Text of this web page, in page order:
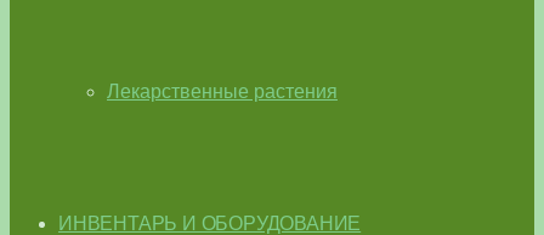
Лекарственные растения
ИНВЕНТАРЬ И ОБОРУДОВАНИЕ